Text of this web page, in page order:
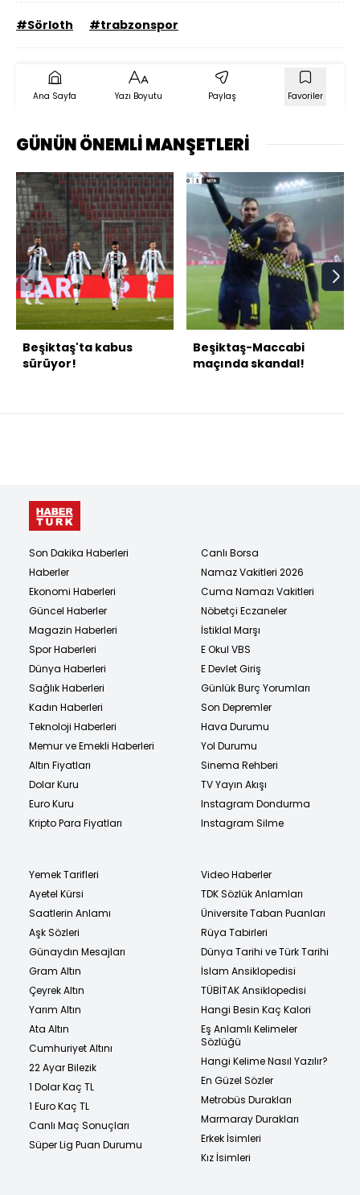
#Sörloth #trabzonspor
Ana Sayfa Yazı Boyutu Paylaş Favoriler
GÜNÜN ÖNEMLİ MANŞETLERİ
Beşiktaş'ta kabus
sürüyor!
Beşiktaş-Maccabi
maçında skandal!
Son Dakika Haberleri
Haberler
Ekonomi Haberleri
Güncel Haberler
Magazin Haberleri
Spor Haberleri
Dünya Haberleri
Sağlık Haberleri
Kadın Haberleri
Teknoloji Haberleri
Memur ve Emekli Haberleri
Altın Fiyatları
Dolar Kuru
Euro Kuru
Kripto Para Fiyatları
Canlı Borsa
Namaz Vakitleri 2026
Cuma Namazı Vakitleri
Nöbetçi Eczaneler
İstiklal Marşı
E Okul VBS
E Devlet Giriş
Günlük Burç Yorumları
Son Depremler
Hava Durumu
Yol Durumu
Sinema Rehberi
TV Yayın Akışı
Instagram Dondurma
Instagram Silme
Yemek Tarifleri
Ayetel Kürsi
Saatlerin Anlamı
Aşk Sözleri
Günaydın Mesajları
Gram Altın
Çeyrek Altın
Yarım Altın
Ata Altın
Cumhuriyet Altını
22 Ayar Bilezik
1 Dolar Kaç TL
1 Euro Kaç TL
Canlı Maç Sonuçları
Süper Lig Puan Durumu
Video Haberler
TDK Sözlük Anlamları
Üniversite Taban Puanları
Rüya Tabirleri
Dünya Tarihi ve Türk Tarihi
İslam Ansiklopedisi
TÜBİTAK Ansiklopedisi
Hangi Besin Kaç Kalori
Eş Anlamlı Kelimeler
Sözlüğü
Hangi Kelime Nasıl Yazılır?
En Güzel Sözler
Metrobüs Durakları
Marmaray Durakları
Erkek İsimleri
Kız İsimleri